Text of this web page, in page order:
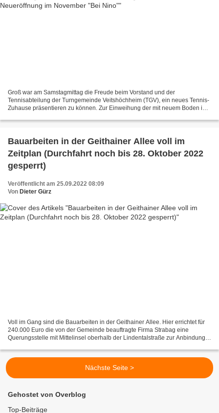
Groß war am Samstagmittag die Freude beim Vorstand und der
Tennisabteilung der Turngemeinde Veitshöchheim (TGV), ein neues Tennis-
Zuhause präsentieren zu können. Zur Einweihung der mit neuem Boden in
Bauarbeiten in der Geithainer Allee voll im
Zeitplan (Durchfahrt noch bis 28. Oktober 2022
gesperrt)
Veröffentlicht am 25.09.2022 08:09
Von Dieter Gürz
Voll im Gang sind die Bauarbeiten in der Geithainer Allee. Hier errichtet für
240.000 Euro die von der Gemeinde beauftragte Firma Strabag eine
Querungsstelle mit Mittelinsel oberhalb der Lindentalstraße zur Anbindung
Nächste Seite >
Gehostet von Overblog
Top-Beiträge